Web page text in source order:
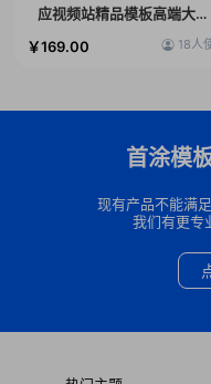
应视频站精品模板高端大气
宽屏轮播
18人
￥169.00
首涂模
现有产品不能满
我们有更专